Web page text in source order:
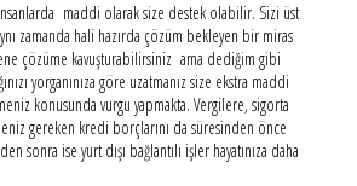
maddi olarak size destek olabilir. Sizi üst
zamanda hali hazırda çözüm bekleyen bir miras
çözüme kavuşturabilirsiniz ama dediğim gibi
yorganınıza göre uzatmanız size ekstra maddi
konusunda vurgu yapmakta. Vergilere, sigorta
gereken kredi borçlarını da süresinden önce
sonra ise yurt dışı bağlantılı işler hayatınıza daha